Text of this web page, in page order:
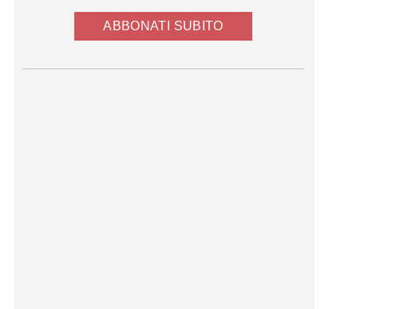
ABBONATI SUBITO